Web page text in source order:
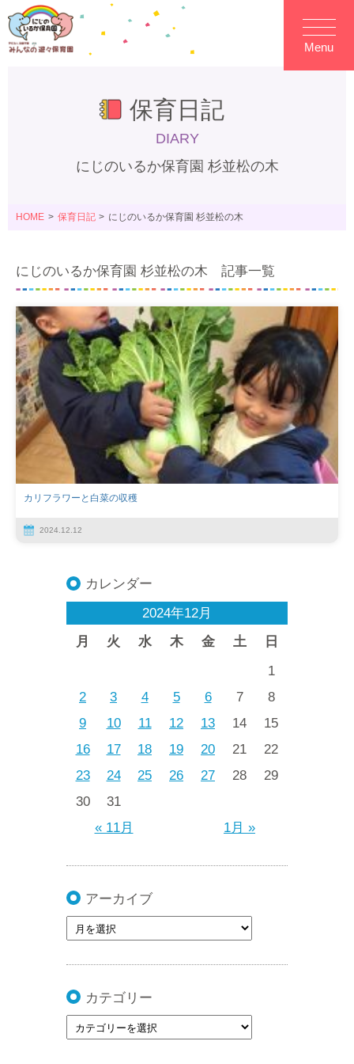
Menu
保育日記
DIARY
にじのいるか保育園 杉並松の木
HOME 保育日記 にじのいるか保育園 杉並松の木
にじのいるか保育園 杉並松の木 記事一覧
カリフラワーと白菜の収穫
2024.12.12
カレンダー
2024年12月
月
火 水 木 金 土 日
« 11月 1月 »
1
2
3 4 5 6 7
8
9
10 11 12 13 14
15
16
17 18 19 20 21
22
23
24 25 26 27 28
29
30
31
アーカイブ
カテゴリー